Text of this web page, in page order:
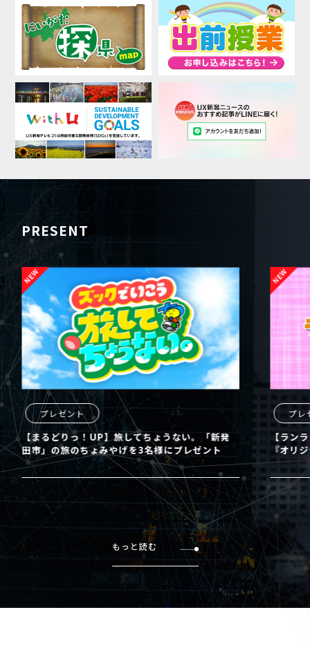
PRESENT
！UP】旅してちょうない。「新発
ちょみやげを3名様にプレゼント
【ランランUX】東宝 映
『オリジナルＴシャツ』
もっと読む